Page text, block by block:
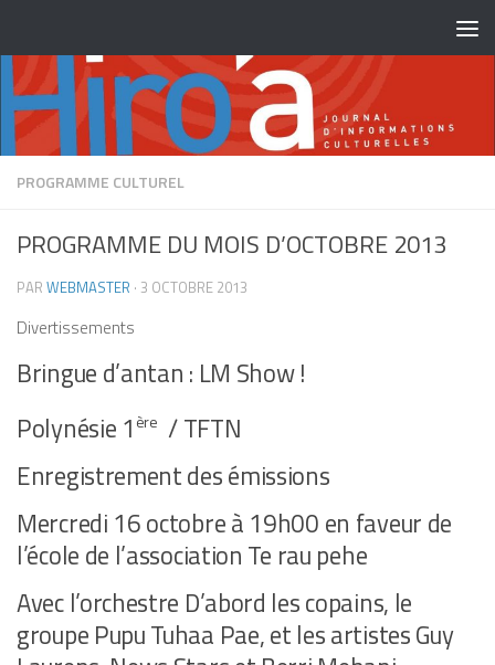
PROGRAMME CULTUREL
PROGRAMME DU MOIS D’OCTOBRE 2013
PAR WEBMASTER · 3 OCTOBRE 2013
Divertissements
Bringue d’antan : LM Show !
Polynésie 1 ère / TFTN
Enregistrement des émissions
Mercredi 16 octobre à 19h00 en faveur de
l’école de l’association Te rau pehe
Avec l’orchestre D’abord les copains, le
groupe Pupu Tuhaa Pae, et les artistes Guy